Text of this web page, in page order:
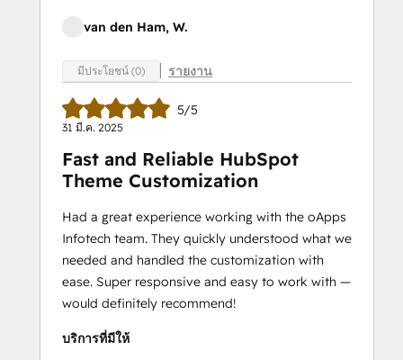
van den Ham, W.
มีประโยชน์ (0) รายงาน
5/5
31 มี.ค. 2025
Fast and Reliable HubSpot
Theme Customization
Had a great experience working with the oApps
Infotech team. They quickly understood what we
needed and handled the customization with
ease. Super responsive and easy to work with —
would definitely recommend!
บริการที่มีให้